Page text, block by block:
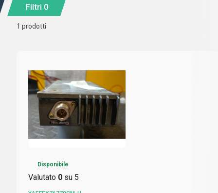
Filtri 0
1 prodotti
Disponibile
Valutato 0su 5